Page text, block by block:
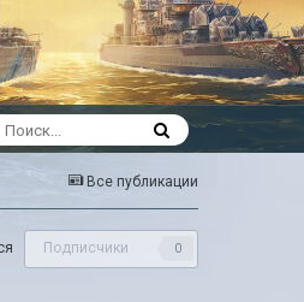
Все публикации
Подписчики 0